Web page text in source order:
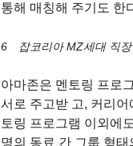
통해 매칭해 주기도 한
6　잡코리아 MZ세대 직
아마존은 멘토링 프로
서로 주고받 고, 커리
토링 프로그램 이외에
명의 동료 간 그룹 형